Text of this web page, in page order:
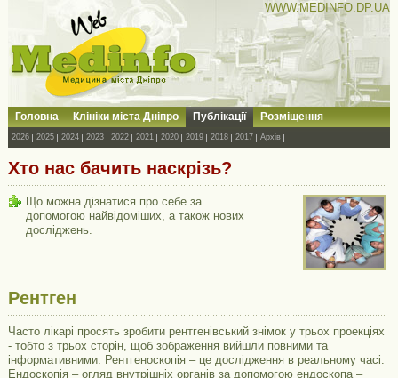
WWW.MEDINFO.DP.UA
Головна Клініки міста Дніпро Публікації Розміщення
2026 2025 2024 2023 2022 2021 2020 2019 2018 2017 Архів
Хто нас бачить наскрізь?
Що можна дізнатися про себе за
допомогою найвідоміших, а також нових
досліджень.
Рентген
Часто лікарі просять зробити рентгенівський знімок у трьох проекціях
- тобто з трьох сторін, щоб зображення вийшли повними та
інформативними. Рентгеноскопія – це дослідження в реальному часі.
Ендоскопія – огляд внутрішніх органів за допомогою ендоскопа –